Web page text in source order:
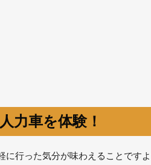
力車を体験！
行った気分が味わえることですよ